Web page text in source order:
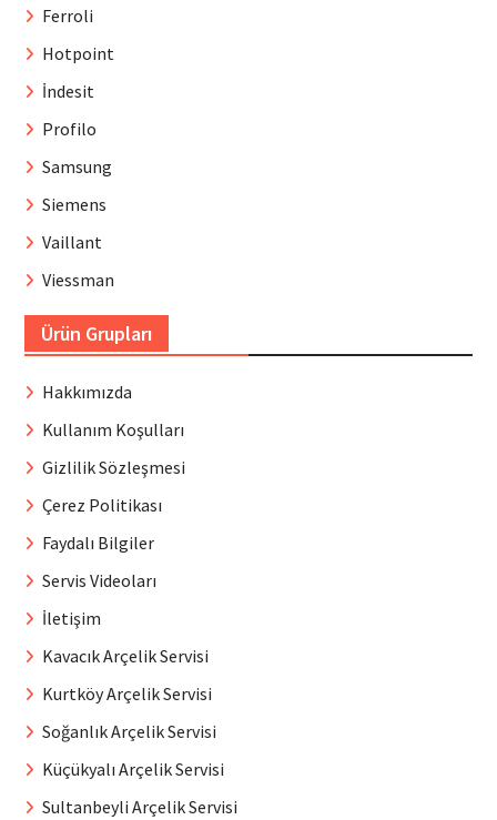
Ferroli
Hotpoint
İndesit
Profilo
Samsung
Siemens
Vaillant
Viessman
Ürün Grupları
Hakkımızda
Kullanım Koşulları
Gizlilik Sözleşmesi
Çerez Politikası
Faydalı Bilgiler
Servis Videoları
İletişim
Kavacık Arçelik Servisi
Kurtköy Arçelik Servisi
Soğanlık Arçelik Servisi
Küçükyalı Arçelik Servisi
Sultanbeyli Arçelik Servisi